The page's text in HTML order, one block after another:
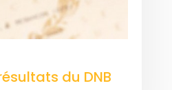
du DNB